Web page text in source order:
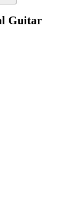
Guitar